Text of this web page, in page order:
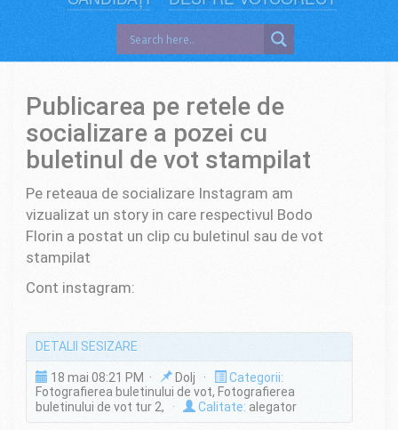
Publicarea pe retele de
socializare a pozei cu
buletinul de vot stampilat
Pe reteaua de socializare Instagram am
vizualizat un story in care respectivul Bodo
Florin a postat un clip cu buletinul sau de vot
stampilat
Cont instagram:
DETALII SESIZARE
18 mai 08:21 PM · Dolj ·
Categorii:
Fotografierea buletinului de vot, Fotografierea
buletinului de vot tur 2,
· Calitate: alegator